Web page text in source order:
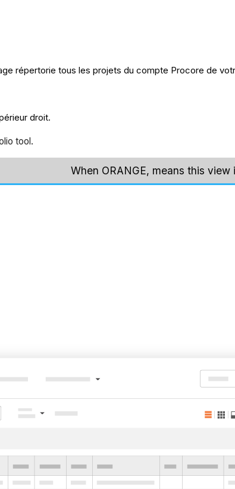
répertorie tous les projets du compte Procore de
droit.
tool.
When ORANGE, means this